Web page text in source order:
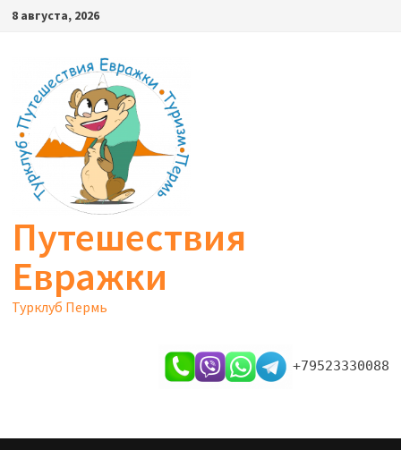
Перейти
содержимому
8 августа, 2026
Путешествия
Евражки
Турклуб Пермь
+79523330088